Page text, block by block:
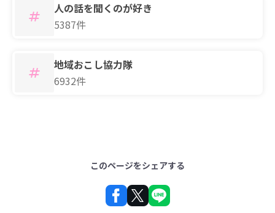
人の話を聞くのが好き
5387件
地域おこし協力隊
6932件
このページをシェアする